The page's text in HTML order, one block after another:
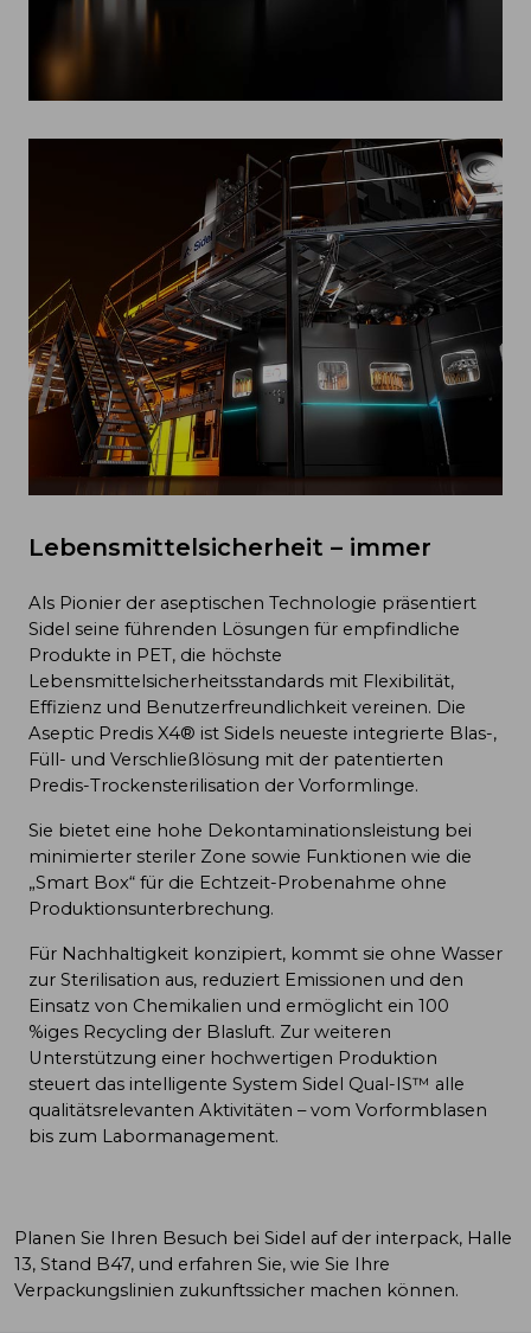
Lebensmittelsicherheit – immer
Als Pionier der aseptischen Technologie präsentiert
Sidel seine führenden Lösungen für empfindliche
Produkte in PET, die höchste
Lebensmittelsicherheitsstandards mit Flexibilität,
Effizienz und Benutzerfreundlichkeit vereinen. Die
Aseptic Predis X4® ist Sidels neueste integrierte Blas-,
Füll- und Verschließlösung mit der patentierten
Predis-Trockensterilisation der Vorformlinge.
Sie bietet eine hohe Dekontaminationsleistung bei
minimierter steriler Zone sowie Funktionen wie die
„Smart Box“ für die Echtzeit-Probenahme ohne
Produktionsunterbrechung.
Für Nachhaltigkeit konzipiert, kommt sie ohne Wasser
zur Sterilisation aus, reduziert Emissionen und den
Einsatz von Chemikalien und ermöglicht ein 100
%iges Recycling der Blasluft. Zur weiteren
Unterstützung einer hochwertigen Produktion
steuert das intelligente System Sidel Qual-IS™ alle
qualitätsrelevanten Aktivitäten – vom Vorformblasen
bis zum Labormanagement.
Planen Sie Ihren Besuch bei Sidel auf der interpack, Halle
13, Stand B47, und erfahren Sie, wie Sie Ihre
Verpackungslinien zukunftssicher machen können.